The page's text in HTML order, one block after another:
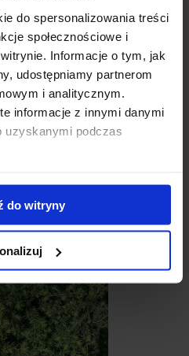
do spersonalizowania treści
społecznościowe i
Informacje o tym, jak
udostępniamy partnerom
i analitycznym.
informacje z innymi danymi
uzyskanymi podczas
do witryny